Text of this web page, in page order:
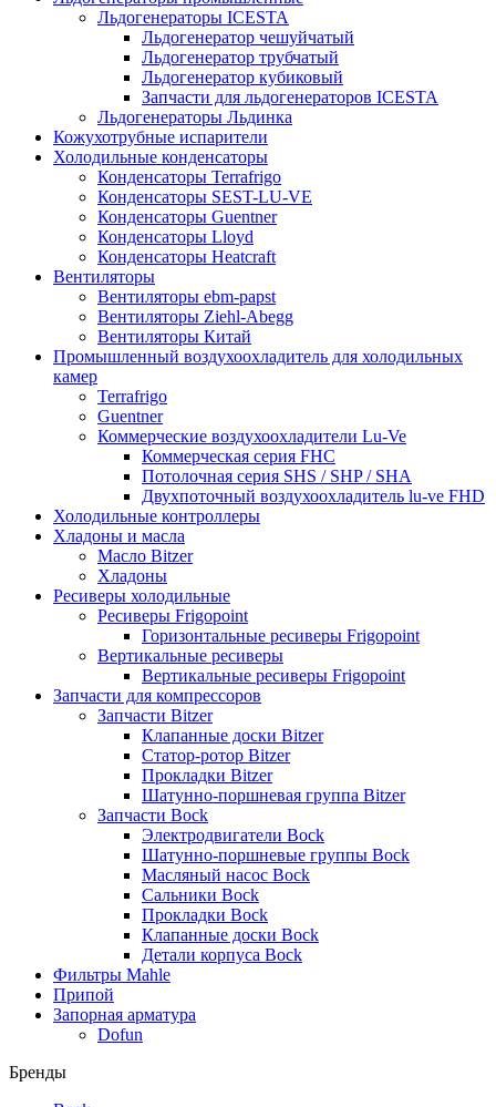
Льдогенераторы ICESTA
Льдогенератор чешуйчатый
Льдогенератор трубчатый
Льдогенератор кубиковый
Запчасти для льдогенераторов ICESTA
Льдогенераторы Льдинка
Кожухотрубные испарители
Холодильные конденсаторы
Конденсаторы Terrafrigo
Конденсаторы SEST-LU-VE
Конденсаторы Guentner
Конденсаторы Lloyd
Конденсаторы Heatcraft
Вентиляторы
Вентиляторы ebm-papst
Вентиляторы Ziehl-Abegg
Вентиляторы Китай
Промышленный воздухоохладитель для холодильных
камер
Terrafrigo
Guentner
Коммерческие воздухоохладители Lu-Ve
Коммерческая серия FHC
Потолочная серия SHS / SHP / SHA
Двухпоточный воздухоохладитель lu-ve FHD
Холодильные контроллеры
Хладоны и масла
Масло Bitzer
Хладоны
Ресиверы холодильные
Ресиверы Frigopoint
Горизонтальные ресиверы Frigopoint
Вертикальные ресиверы
Вертикальные ресиверы Frigopoint
Запчасти для компрессоров
Запчасти Bitzer
Клапанные доски Bitzer
Статор-ротор Bitzer
Прокладки Bitzer
Шатунно-поршневая группа Bitzer
Запчасти Bock
Электродвигатели Bock
Шатунно-поршневые группы Bock
Масляный насос Bock
Сальники Bock
Прокладки Bock
Клапанные доски Bock
Детали корпуса Bock
Фильтры Mahle
Припой
Запорная арматура
Dofun
Бренды